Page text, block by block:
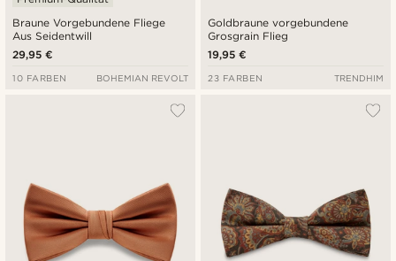
Braune Vorgebundene Fliege
Aus Seidentwill
29,95 €
10 FARBEN BOHEMIAN REVOLT
Goldbraune vorgebundene
Grosgrain Flieg
19,95 €
23 FARBEN TRENDHIM